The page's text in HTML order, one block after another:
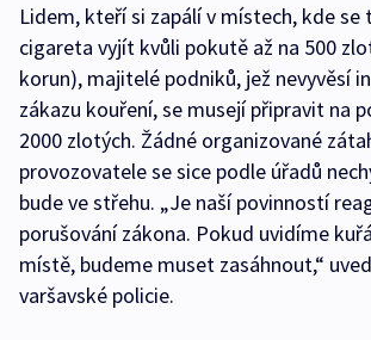
Lidem, kteří si zapálí v místech, kde se
cigareta vyjít kvůli pokutě až na 500
korun), majitelé podniků, jež nevyvěsí
zákazu kouření, se musejí připravit na
2000 zlotých. Žádné organizované
provozovatele se sice podle úřadů
bude ve střehu. „Je naší povinností
porušování zákona. Pokud uvidíme
místě, budeme muset zasáhnout,“
varšavské policie.